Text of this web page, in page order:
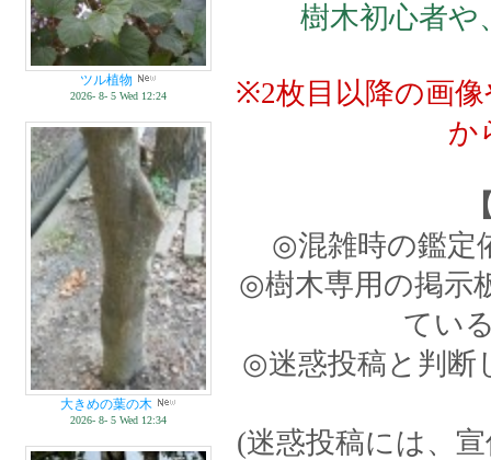
ツル植物
2026- 8- 5 Wed 12:24
大きめの葉の木
2026- 8- 5 Wed 12:34
樹木初心者や
※2枚目以降の画
か
◎混雑時の鑑定
◎樹木専用の掲示
てい
◎迷惑投稿と判断
(迷惑投稿には、